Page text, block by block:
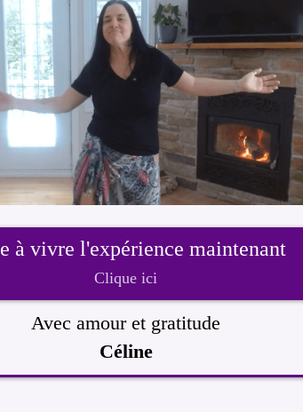
à vivre l'expérience maintenant
Clique ici
Avec amour et gratitude
Céline